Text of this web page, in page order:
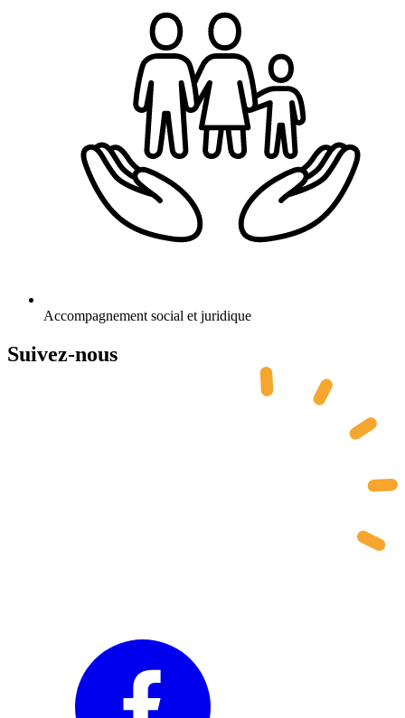
Accompagnement social et juridique
Suivez-nous